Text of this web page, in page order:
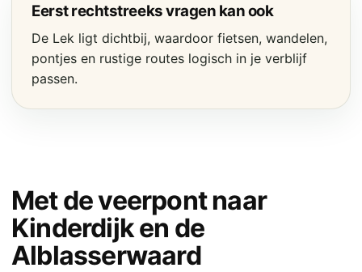
Eerst rechtstreeks vragen kan ook
De Lek ligt dichtbij, waardoor fietsen, wandelen,
pontjes en rustige routes logisch in je verblijf
passen.
Met de veerpont naar
Kinderdijk en de
Alblasserwaard